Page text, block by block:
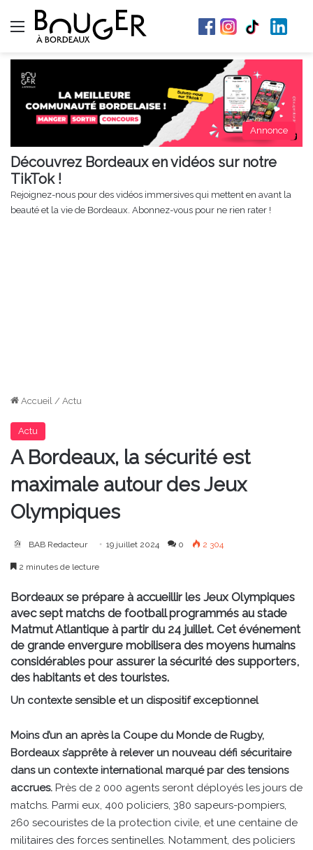
Menu
Annonce
Découvrez Bordeaux en vidéos sur notre
TikTok !
Rejoignez-nous pour des vidéos immersives qui mettent en avant la
beauté et la vie de Bordeaux. Abonnez-vous pour ne rien rater !
Accueil / Actu
Actu
A Bordeaux, la sécurité est
maximale autour des Jeux
Olympiques
BAB Redacteur 19 juillet 2024 0 2 304
2 minutes de lecture
Bordeaux se prépare à accueillir les Jeux Olympiques
avec sept matchs de football programmés au stade
Matmut Atlantique à partir du 24 juillet. Cet événement
de grande envergure mobilisera des moyens humains
considérables pour assurer la sécurité des supporters,
des habitants et des touristes.
Un contexte sensible et un dispositif exceptionnel
Moins d’un an après la Coupe du Monde de Rugby,
Bordeaux s’apprête à relever un nouveau défi sécuritaire
dans un contexte international marqué par des tensions
accrues. Près de 2 000 agents seront déployés les jours de
matchs. Parmi eux, 400 policiers, 380 sapeurs-pompiers,
260 secouristes de la protection civile, et une centaine de
militaires des forces sentinelles. Notamment, des policiers